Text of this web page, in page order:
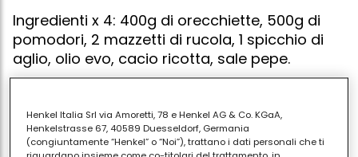
Ingredienti x 4: 400g di orecchiette, 500g di
pomodori, 2 mazzetti di rucola, 1 spicchio di
aglio, olio evo, cacio ricotta, sale pepe.
Lavare e spezzettare la rucola.schiacciare l'aglio e
farlo imbiondire nell'olio,aggiungere i pomodori pelati
Henkel Italia Srl via Amoretti, 78 e Henkel AG & Co. KGaA,
Henkelstrasse 67, 40589 Duesseldorf, Germania
(congiuntamente “Henkel” o “Noi”), trattano i dati personali che ti